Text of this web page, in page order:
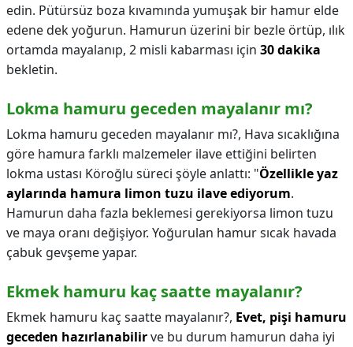
edin. Pütürsüz boza kıvamında yumuşak bir hamur elde
edene dek yoğurun. Hamurun üzerini bir bezle örtüp, ılık
ortamda mayalanıp, 2 misli kabarması için 30 dakika
bekletin.
Lokma hamuru geceden mayalanır mı?
Lokma hamuru geceden mayalanır mı?, Hava sıcaklığına
göre hamura farklı malzemeler ilave ettiğini belirten
lokma ustası Köroğlu süreci şöyle anlattı: "Özellikle yaz
aylarında hamura limon tuzu ilave ediyorum.
Hamurun daha fazla beklemesi gerekiyorsa limon tuzu
ve maya oranı değişiyor. Yoğurulan hamur sıcak havada
çabuk gevşeme yapar.
Ekmek hamuru kaç saatte mayalanır?
Ekmek hamuru kaç saatte mayalanır?, Evet, pişi hamuru
geceden hazırlanabilirve bu durum hamurun daha iyi